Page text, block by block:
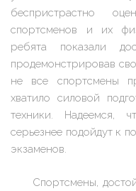
беспристрастно
спортсменов и их
ребята показали
продемонстрировав
не все спортсмены
хватило силовой
техники. Надеемся,
серьезнее подойдут к
экзаменов.
Спортсмены,